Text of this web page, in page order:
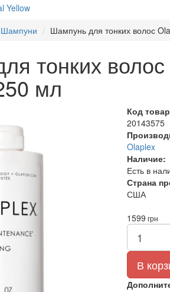
Yellow
Шампуни Шампунь для тонких волос
тонких
мл
Код
20143575
Olaplex
Наличие:
Есть в
Страна
США
1599 грн
В